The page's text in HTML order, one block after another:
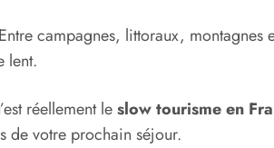
campagnes, littoraux, montagnes
lent.
réellement leslow tourisme en
de votre prochain séjour.